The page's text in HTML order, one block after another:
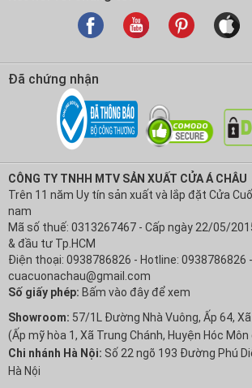
CÔNG TY TNHH MTV SẢN XUẤT CỬA Á CHÂU
Trên 11 năm Uy tín sản xuất và lắp đặt Cửa
nam
Mã số thuế: 0313267467 - Cấp ngày 22/05/
& đầu tư Tp.HCM
Điện thoại: 0938786826 - Hotline: 0938786826
cuacuonachau@gmail.com
Số giấy phép:Bấm vào đây để xem
Showroom: 57/1L Đường Nhà Vuông, Ấp 64, Xã
Chi nhánh Hà Nội: Số 22 ngõ 193 Đường Phú
Hà Nội
Hỗ trợ khách hàng